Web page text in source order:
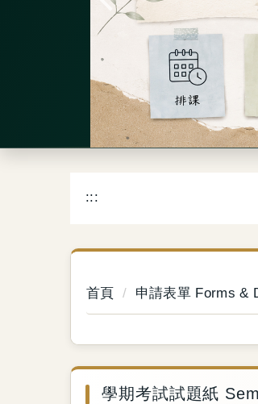
:::
首頁 申請表單 Forms &
學期考試試題紙